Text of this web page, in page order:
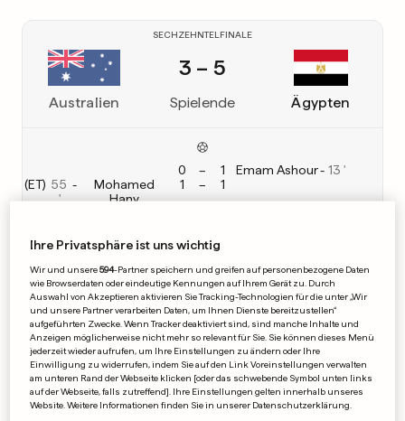
SECHZEHNTELFINALE
3 – 5
Australien Spielende Ägypten
0 – 1 Emam Ashour- 13
Mohamed
Hany
-
55
(ET) 1 – 1
Elfmeterschießen
Alle Resultate anzeigen
von
Deutsche Presse-Agentur
Ihre Privatsphäre ist uns wichtig
Wir und unsere594-Partner speichern und greifen auf personenbezogene Daten
wie Browserdaten oder eindeutige Kennungen auf Ihrem Gerät zu. Durch
Auswahl von Akzeptieren aktivieren Sie Tracking-Technologien für die unter „Wir
und unsere Partner verarbeiten Daten, um Ihnen Dienste bereitzustellen“
aufgeführten Zwecke. Wenn Tracker deaktiviert sind, sind manche Inhalte und
Anzeigen möglicherweise nicht mehr so relevant für Sie. Sie können dieses Menü
jederzeit wieder aufrufen, um Ihre Einstellungen zu ändern oder Ihre
Einwilligung zu widerrufen, indem Sie auf den Link Voreinstellungen verwalten
am unteren Rand der Webseite klicken [oder das schwebende Symbol unten links
auf der Webseite, falls zutreffend]. Ihre Einstellungen gelten innerhalb unseres
Website. Weitere Informationen finden Sie in unserer Datenschutzerklärung.